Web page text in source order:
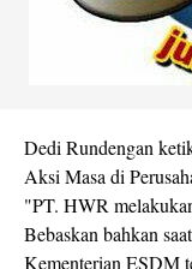
Dedi Rundengan
Aksi Masa di
"PT. HWR
Bebaskan bahkan
Kementerian ESDM